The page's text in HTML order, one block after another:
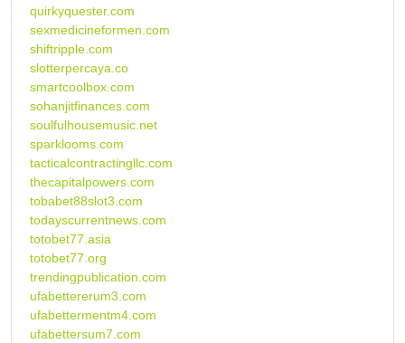
quirkyquester.com
sexmedicineformen.com
shiftripple.com
slotterpercaya.co
smartcoolbox.com
sohanjitfinances.com
soulfulhousemusic.net
sparklooms.com
tacticalcontractingllc.com
thecapitalpowers.com
tobabet88slot3.com
todayscurrentnews.com
totobet77.asia
totobet77.org
trendingpublication.com
ufabettererum3.com
ufabettermentm4.com
ufabettersum7.com